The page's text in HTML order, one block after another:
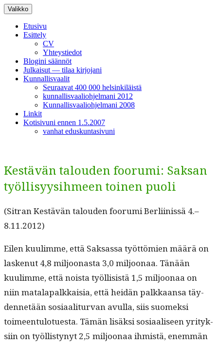
Siirry
sisältöön
Valikko
Etusivu
Esittely
CV
Yhteystiedot
Blogini säännöt
Julkaisut — tilaa kirjojani
Kunnallisvaalit
Seuraavat 400 000 helsinkiläistä
kunnallisvaaliohjelmani 2012
Kunnallisvaaliohjelmani 2008
Linkit
Kotisivuni ennen 1.5.2007
vanhat eduskuntasivuni
Kestävän talouden foorumi: Saksan
työllisyysihmeen toinen puoli
(Sitran Kestävän talouden foo­ru­mi Berli­inis­sä 4.–
8.11.2012)
Eilen kuulimme, että Sak­sas­sa työt­tömien määrä on
laskenut 4,8 miljoonas­ta 3,0 miljoon­aa. Tänään
kuulimme, että noista työl­li­sistä 1,5 miljoon­aa on
niin mata­la­palkkaisia, että hei­dän palkkaansa täy­
den­netään sosi­aal­i­tur­van avul­la, siis suomek­si
toimeen­tu­lotues­ta. Tämän lisäk­si sosi­aaliseen yri­tyk­
si­in on työl­listynyt 2,5 miljoon­aa ihmistä, enem­män